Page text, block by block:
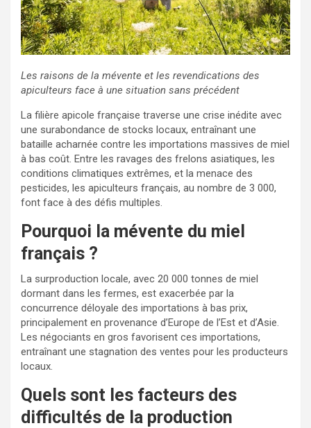
Les raisons de la mévente et les revendications des
apiculteurs face à une situation sans précédent
La filière apicole française traverse une crise inédite avec
une surabondance de stocks locaux, entraînant une
bataille acharnée contre les importations massives de miel
à bas coût. Entre les ravages des frelons asiatiques, les
conditions climatiques extrêmes, et la menace des
pesticides, les apiculteurs français, au nombre de 3 000,
font face à des défis multiples.
Pourquoi la mévente du miel
français ?
La surproduction locale, avec 20 000 tonnes de miel
dormant dans les fermes, est exacerbée par la
concurrence déloyale des importations à bas prix,
principalement en provenance d’Europe de l’Est et d’Asie.
Les négociants en gros favorisent ces importations,
entraînant une stagnation des ventes pour les producteurs
locaux.
Quels sont les facteurs des
difficultés de la production